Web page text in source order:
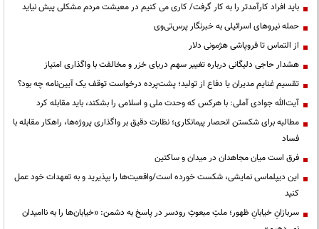
باید افراد کارآمدتر را به کار گرفت/ کاری می کنیم در معیشت مردم مشکلی پیش نیاید
حمله نیروهای اسرائیلی به خبرنگار پرس‌تی‌وی
از التماس تا فروپاشی هژمونی دلار
هشدار حاجی دلیگانی درباره تغییر سهم دریای خزر و مخالفت با واگذاری امتیاز
تقسیم غنایم مدیران یا دفاع از تولید؛ پشت‌پرده درخواست توقف یک آیین‌نامه چه بود؟
آیت‌الله جوادی آملی: با هرکس که وحدت ملی و اسلامی را بشکند، باید مقابله کرد
مطالبه برای شکستن انحصار پیمانکاری؛ نظارت دقیق بر واگذاری پروژه‌ها، راهکار مقابله با
فساد
فرق است میان مجاهدان در میدان و ساکتین
این دیپلماسی نمایشی، شکست خورده است/واقعیت‌ها را بپذیرید و به تعهدات خود عمل
کنید
سربازانِ خیابانِ ظهور؛ ملتِ مبعوثِ رودسر در پاسخ به دشمن: «خیابان‌ها را به ناامیدان